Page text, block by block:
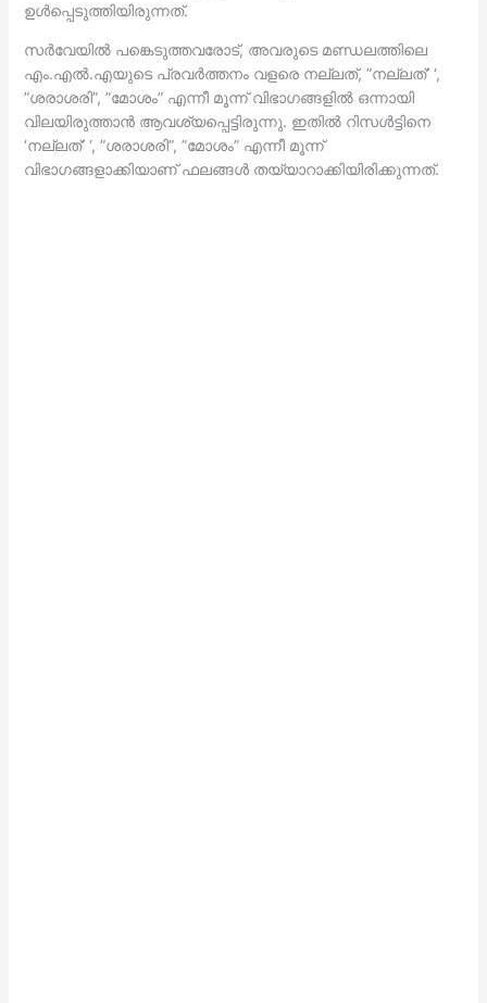
ഉള്‍പ്പെടുത്തിയിരുന്നത്.
സര്‍വേയില്‍ പങ്കെടുത്തവരോട്, അവരുടെ മണ്ഡലത്തിലെ
എം.എല്‍.എയുടെ പ്രവര്‍ത്തനം വളരെ നല്ലത്, ”നല്ലത്’ ‘,
”ശരാശരി”, ”മോശം” എന്നീ മൂന്ന് വിഭാഗങ്ങളില്‍ ഒന്നായി
വിലയിരുത്താന്‍ ആവശ്യപ്പെട്ടിരുന്നു. ഇതില്‍ റിസള്‍ട്ടിനെ
‘നല്ലത്’ ‘, ”ശരാശരി”, ”മോശം” എന്നീ മൂന്ന്
വിഭാഗങ്ങളാക്കിയാണ് ഫലങ്ങള്‍ തയ്യാറാക്കിയിരിക്കുന്നത്.